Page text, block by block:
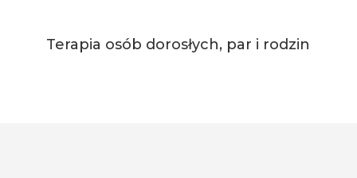
Terapia osób dorosłych, par i rodzin